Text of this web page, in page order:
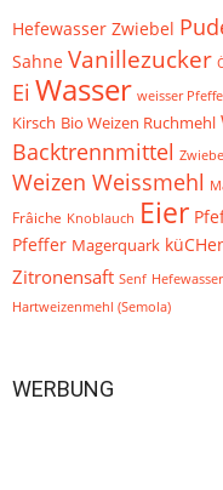
Hefewasser Zwiebel
Sahne Vanillezucker
Ei Wasser weisser
Kirsch Bio Weizen Ruchmehl
Backtrennmittel
Weizen Weissmehl
Frâiche Knoblauch Eier
Pfeffer Magerquark
Zitronensaft Senf
Hartweizenmehl (Semola)
WERBUNG